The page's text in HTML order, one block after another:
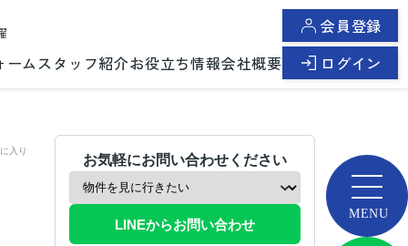
ーム スタッフ紹介お役立ち情報会社概要
会員登録
ログイン
入り
お気軽にお問い合わせください
LINEからお問い合わせ